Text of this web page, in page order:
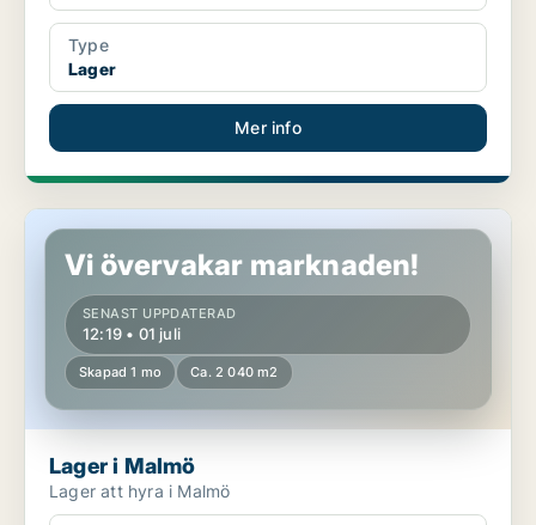
Type
Lager
Mer info
Lager i Malmö
Vi övervakar marknaden!
SENAST UPPDATERAD
12:19 • 01 juli
Skapad 1 mo Ca. 2 040 m2
Lager i Malmö
Lager att hyra i Malmö